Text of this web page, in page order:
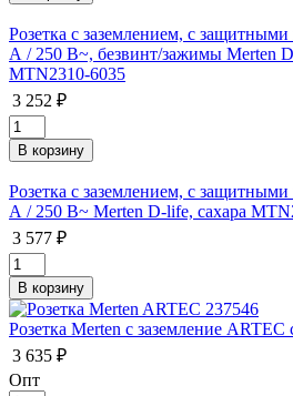
Розетка с заземлением, с
А / 250 В~, безвинт/зажимы Merten
MTN2310-6035
3 252 ₽
Розетка с заземлением, с
А / 250 В~ Merten D-life, сахара
3 577 ₽
Розетка Merten с заземление
3 635 ₽
Опт